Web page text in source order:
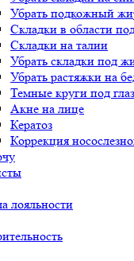
Убрать подкожный
Складки в области
Складки на талии
Убрать складки под
Убрать растяжки на
Темные круги под
Акне на лице
Кератоз
Коррекция
лояльности